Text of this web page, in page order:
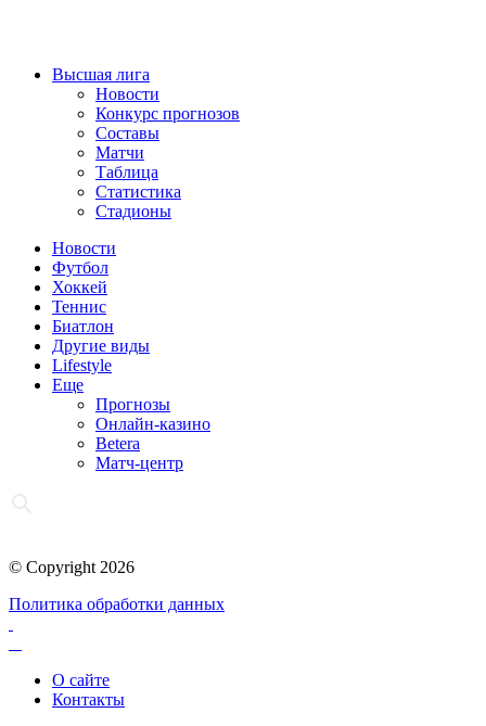
Высшая лига
Новости
Конкурс прогнозов
Составы
Матчи
Таблица
Статистика
Стадионы
Новости
Футбол
Хоккей
Теннис
Биатлон
Другие виды
Lifestyle
Еще
Прогнозы
Онлайн-казино
Betera
Матч-центр
© Copyright 2026
Политика обработки данных
О сайте
Контакты